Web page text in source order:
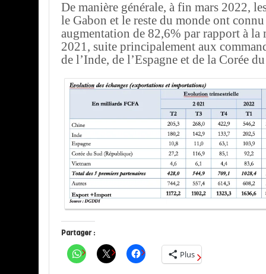
De manière générale, à fin mars 2022,
le Gabon et le reste du monde ont
augmentation de 82,6% par rapport à la
2021, suite principalement aux
de l’Inde, de l’Espagne et de la Corée
Partager :
Plus